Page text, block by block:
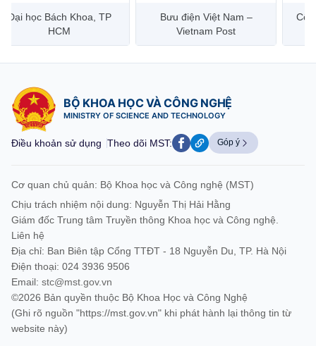
Đại học Bách Khoa, TP
HCM
Bưu điện Việt Nam –
Vietnam Post
BỘ KHOA HỌC VÀ CÔNG NGHỆ
MINISTRY OF SCIENCE AND TECHNOLOGY
Điều khoản sử dụng Theo dõi MST: Góp ý
Cơ quan chủ quản: Bộ Khoa học và Công nghệ (MST)
Chịu trách nhiệm nội dung: Nguyễn Thị Hải Hằng
Giám đốc Trung tâm Truyền thông Khoa học và Công nghệ.
Liên hệ
Địa chỉ: Ban Biên tập Cổng TTĐT - 18 Nguyễn Du, TP. Hà Nội
Điện thoại: 024 3936 9506
Email: stc@mst.gov.vn
©2026 Bản quyền thuộc Bộ Khoa Học và Công Nghệ
(Ghi rõ nguồn "https://mst.gov.vn" khi phát hành lại thông tin từ
website này)